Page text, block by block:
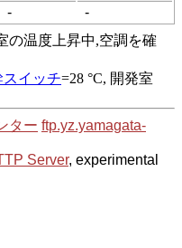
- -
ター ftp.yz.yamagata-
Server, experimental